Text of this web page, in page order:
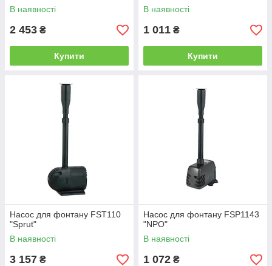
В наявності
2 453 ₴
Купити
В наявності
1 011 ₴
Купити
Насос для фонтану FST110
"Sprut"
В наявності
3 157 ₴
Насос для фонтану FSP1143
"NPO"
В наявності
1 072 ₴